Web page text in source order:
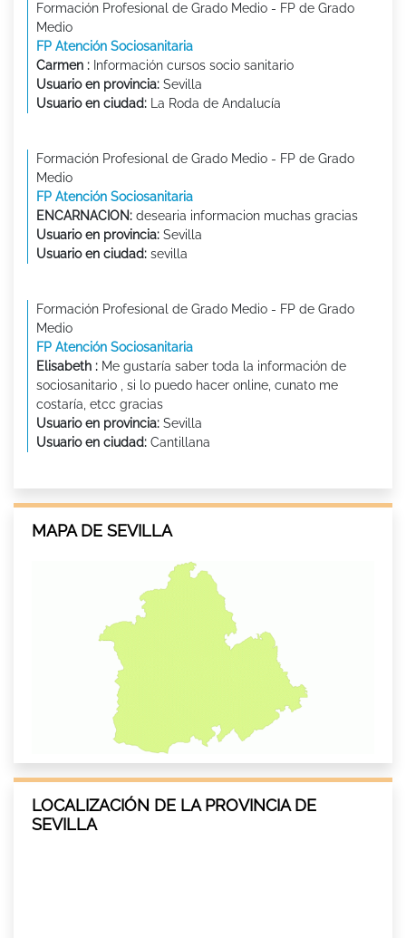
Formación Profesional de Grado Medio - FP de Grado
Medio
FP Atención Sociosanitaria
Carmen : Información cursos socio sanitario
Usuario en provincia: Sevilla
Usuario en ciudad: La Roda de Andalucía
Formación Profesional de Grado Medio - FP de Grado
Medio
FP Atención Sociosanitaria
ENCARNACION: desearia informacion muchas gracias
Usuario en provincia: Sevilla
Usuario en ciudad: sevilla
Formación Profesional de Grado Medio - FP de Grado
Medio
FP Atención Sociosanitaria
Elisabeth : Me gustaría saber toda la información de
sociosanitario , si lo puedo hacer online, cunato me
costaría, etcc gracias
Usuario en provincia: Sevilla
Usuario en ciudad: Cantillana
MAPA DE SEVILLA
LOCALIZACIÓN DE LA PROVINCIA DE
SEVILLA